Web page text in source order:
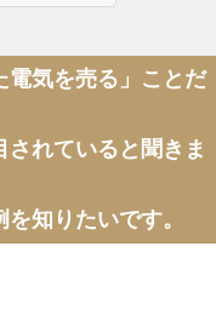
電気を売る」ことだ
れていると聞きま
知りたいです。